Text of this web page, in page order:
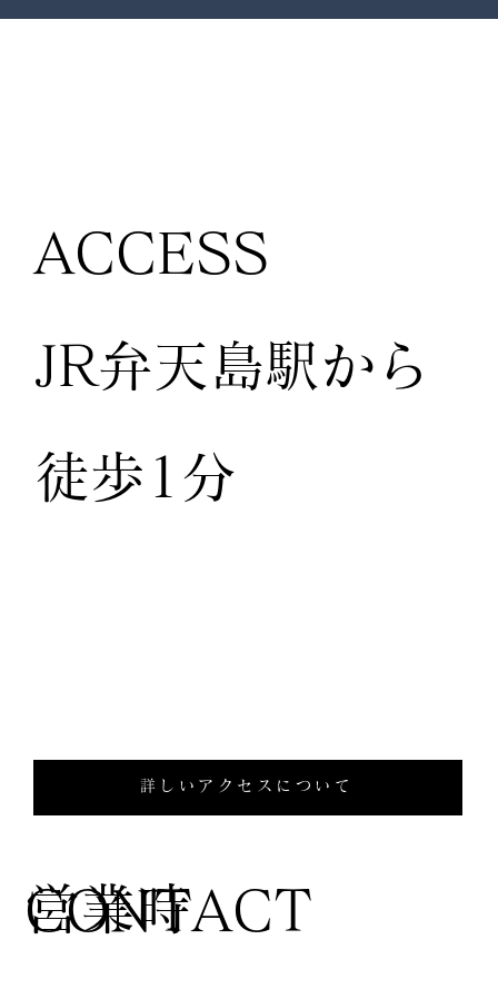
CONTACT
営業時
ACCESS
JR弁天島駅から
徒歩1分
詳しいアクセスについて